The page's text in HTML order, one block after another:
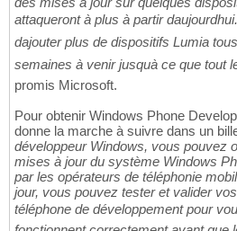
attaqueront à plus à partir
dajouter plus de dispositifs Lumia
semaines à venir jusquà ce que tout
promis Microsoft.
Pour obtenir Windows Phone
donne la marche à suivre dans un
développeur Windows, vous pouvez
mises à jour du système Windows
par les opérateurs de téléphonie
jour, vous pouvez tester et valider
téléphone de développement pour